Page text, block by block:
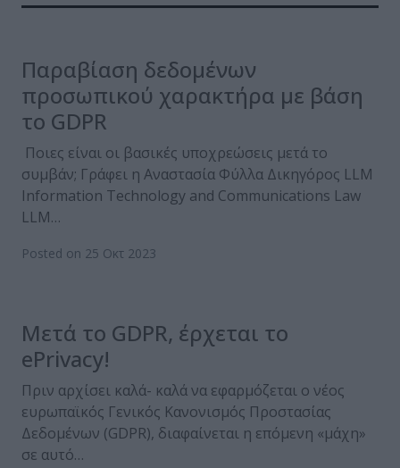
Παραβίαση δεδομένων
προσωπικού χαρακτήρα με βάση
το GDPR
Ποιες είναι οι βασικές υποχρεώσεις μετά το
συμβάν; Γράφει η Αναστασία Φύλλα Δικηγόρος LLM
Information Technology and Communications Law
LLM…
Posted on 25 Οκτ 2023
Μετά το GDPR, έρχεται το
ePrivacy!
Πριν αρχίσει καλά- καλά να εφαρμόζεται ο νέος
ευρωπαϊκός Γενικός Κανονισμός Προστασίας
Δεδομένων (GDPR), διαφαίνεται η επόμενη «μάχη»
σε αυτό…